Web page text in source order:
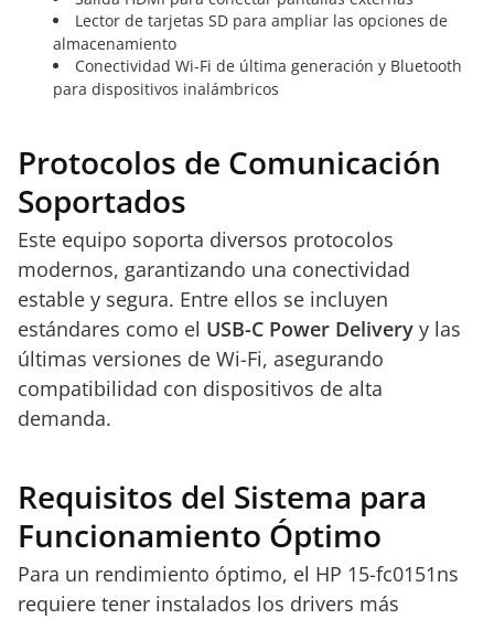
Lector de tarjetas SD para ampliar las opciones de
almacenamiento
Conectividad Wi-Fi de última generación y Bluetooth
para dispositivos inalámbricos
Protocolos de Comunicación
Soportados
Este equipo soporta diversos protocolos
modernos, garantizando una conectividad
estable y segura. Entre ellos se incluyen
estándares como el USB-C Power Delivery y las
últimas versiones de Wi-Fi, asegurando
compatibilidad con dispositivos de alta
demanda.
Requisitos del Sistema para
Funcionamiento Óptimo
Para un rendimiento óptimo, el HP 15-fc0151ns
requiere tener instalados los drivers más